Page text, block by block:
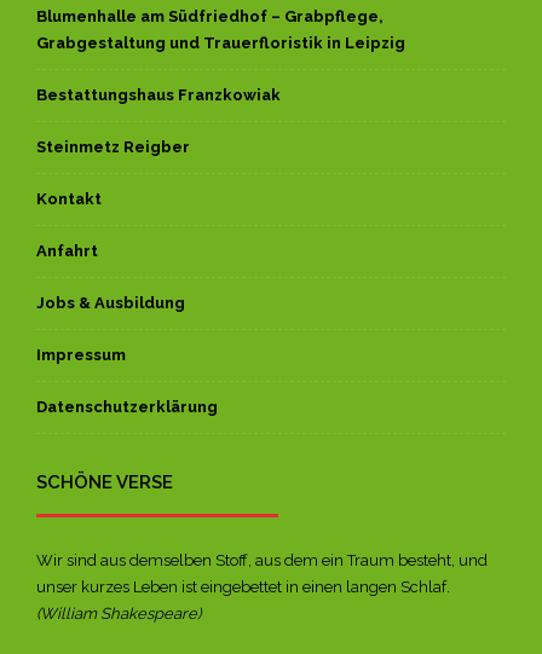
Blumenhalle am Südfriedhof – Grabpflege,
Grabgestaltung und Trauerfloristik in Leipzig
Bestattungshaus Franzkowiak
Steinmetz Reigber
Kontakt
Anfahrt
Jobs & Ausbildung
Impressum
Datenschutzerklärung
SCHÖNE VERSE
Wir sind aus demselben Stoff, aus dem ein Traum besteht, und
unser kurzes Leben ist eingebettet in einen langen Schlaf.
(William Shakespeare)